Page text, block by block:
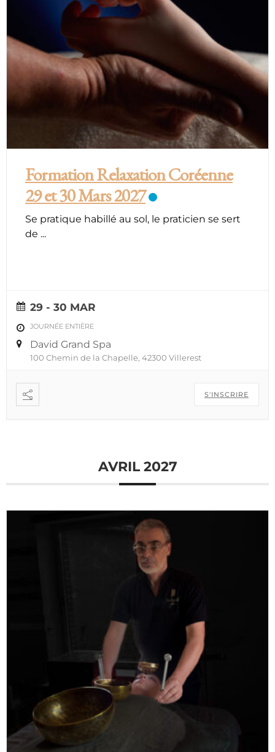
Formation Relaxation Coréenne
29 et 30 Mars 2027
Se pratique habillé au sol, le praticien se sert
de ...
29 - 30 MAR
JOURNÉE ENTIÈRE
David Grand Spa
100 Chemin de la Chapelle, 42300 Villerest
S'INSCRIRE
AVRIL 2027